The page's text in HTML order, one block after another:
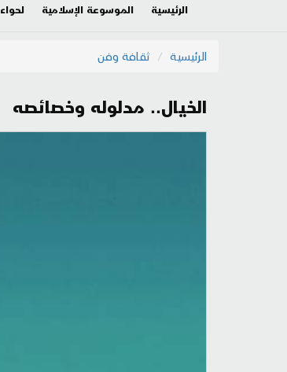
الرئيسية الموسوعة الإسلامية لحواء
الرئيسية ثقافة وفن
الخيال.. مدلوله وخصائصه